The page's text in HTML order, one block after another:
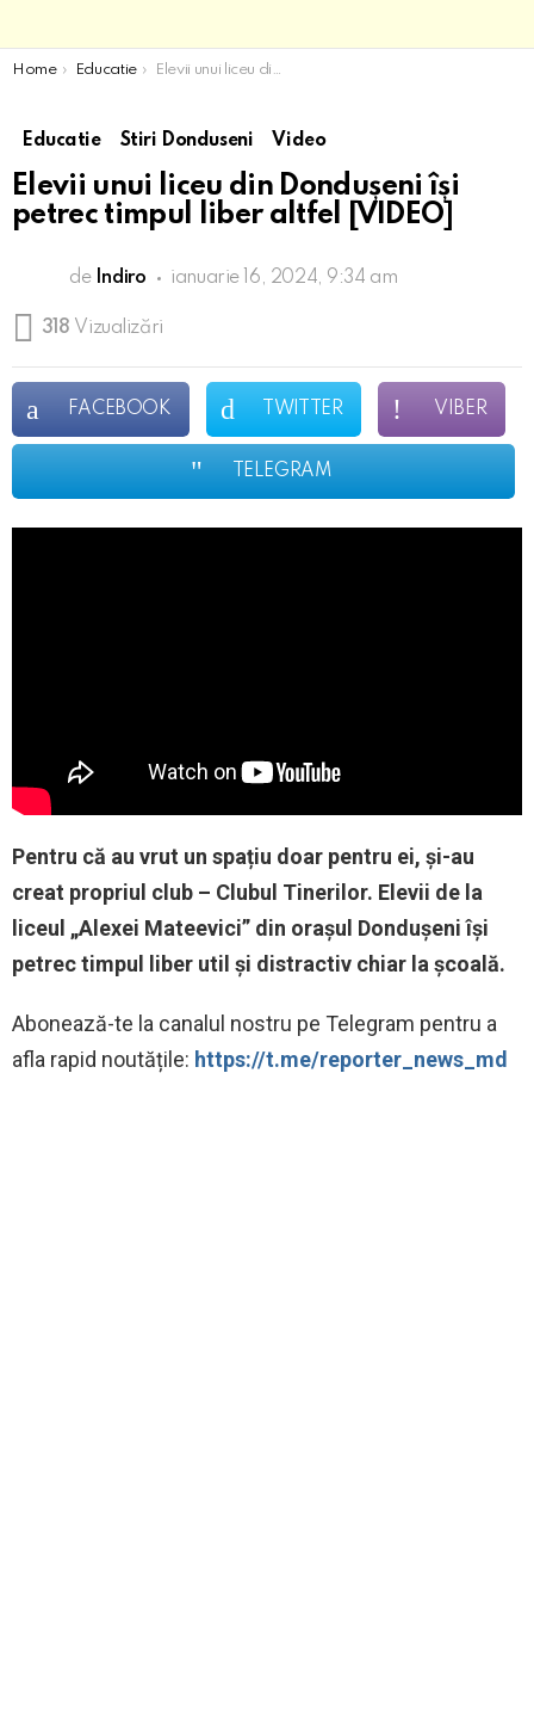
You are here:
Home Educatie Elevii unui liceu din Dondușeni își petrec timpul liber altfel [VIDEO]
Educatie Stiri Donduseni Video
Elevii unui liceu din Dondușeni își
petrec timpul liber altfel [VIDEO]
de Indiro ianuarie 16, 2024, 9:34 am
318 Vizualizări
FACEBOOK TWITTER VIBER
TELEGRAM
Pentru că au vrut un spațiu doar pentru ei, și-au
creat propriul club – Clubul Tinerilor. Elevii de la
liceul „Alexei Mateevici” din orașul Dondușeni își
petrec timpul liber util și distractiv chiar la școală.
Abonează-te la canalul nostru pe Telegram pentru a
afla rapid noutățile: https://t.me/reporter_news_md